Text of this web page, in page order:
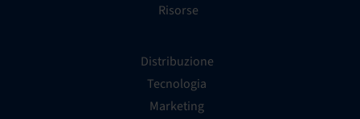
Risorse
Distribuzione
Tecnologia
Marketing